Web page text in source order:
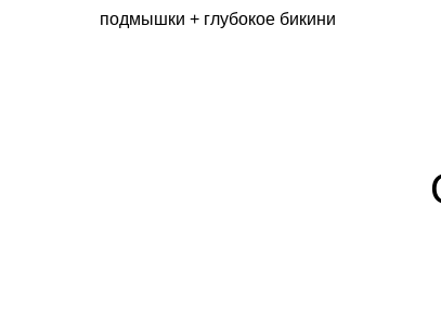
подмышки + глубокое бикини